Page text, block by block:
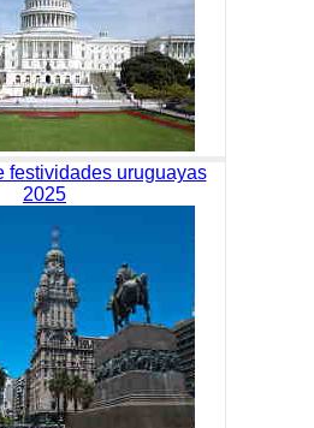
festividades uruguayas
2025